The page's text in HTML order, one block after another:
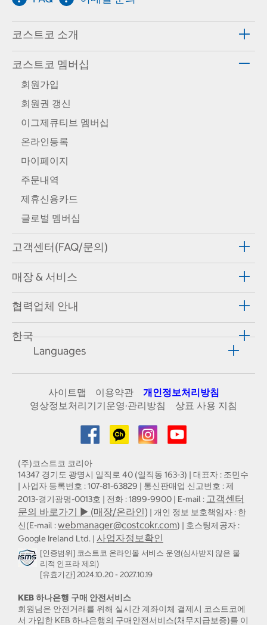
코스트코 소개
코스트코 멤버십
회원가입
회원권 갱신
이그제큐티브 멤버십
온라인등록
마이페이지
주문내역
제휴신용카드
글로벌 멤버십
고객센터(FAQ/문의)
매장 & 서비스
협력업체 안내
한국
Languages
사이트맵 이용약관
개인정보처리방침
영상정보처리기기운영·관리방침
상표 사용 지침
(주)코스트코 코리아
14347 경기도 광명시 일직로 40 (일직동 163-3) | 대표자 : 조민수
| 사업자 등록번호 : 107-81-63829 | 통신판매업 신고번호 : 제
2013-경기광명-0013호 | 전화 : 1899-9900 | E-mail : 고객센터
문의 바로가기 ▶ (매장/온라인) | 개인 정보 보호책임자 : 한
신(E-mail :webmanager@costcokr.com) | 호스팅제공자 :
Google Ireland Ltd. | 사업자정보확인
[인증범위] 코스트코 온라인몰 서비스 운영(심사받지 않은 물
리적 인프라 제외)
[유효기간] 2024.10.20 - 2027.10.19
KEB 하나은행 구매 안전서비스
회원님은 안전거래를 위해 실시간 계좌이체 결제시 코스트코에
서 가입한 KEB 하나은행의 구매안전서비스(채무지급보증)를 이